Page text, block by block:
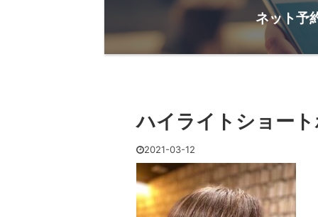
ネット予
ハイライトショー
2021-03-12